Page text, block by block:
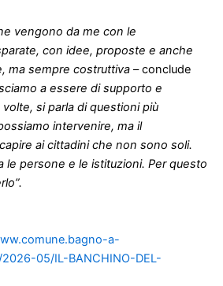
vengono da me con le
con idee, proposte e anche
ma sempre costruttiva – conclude
a essere di supporto e
si parla di questioni più
intervenire, ma il
ai cittadini che non sono soli.
le persone e le istituzioni. Per questo
a-
05/IL-BANCHINO-DEL-